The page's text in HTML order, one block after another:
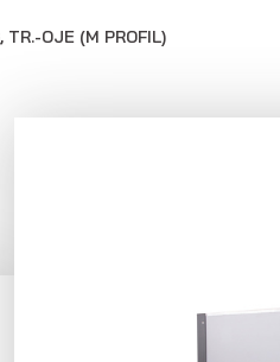
kolesami pod
TR.-OJE (M PROFIL)